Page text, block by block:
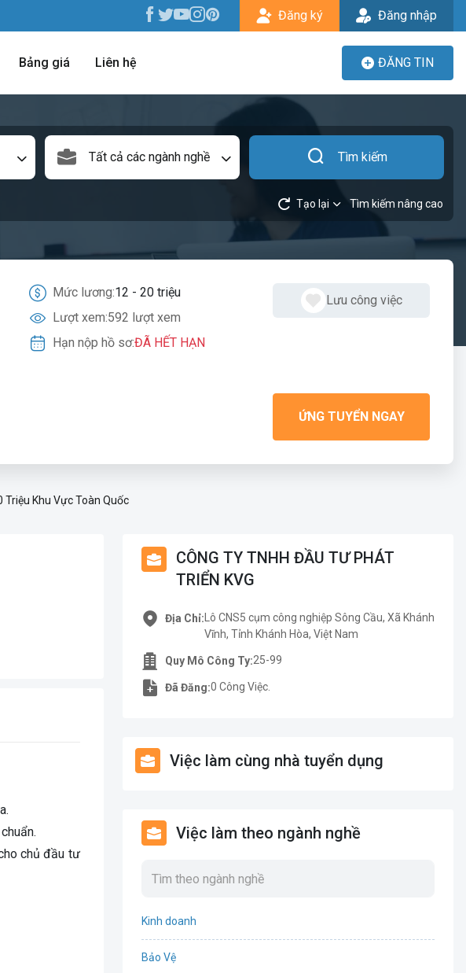
Đăng ký Đăng nhập
Bảng giá Liên hệ ĐĂNG TIN
Tất cả các ngành nghề Tìm kiếm
Tạo lại Tìm kiếm nâng cao
Mức lương:12 - 20 triệu
Lượt xem:592 lượt xem
Hạn nộp hồ sơ:ĐÃ HẾT HẠN
Lưu công việc
ỨNG TUYỂN NGAY
Triệu Khu Vực Toàn Quốc
chủ đầu tư
CÔNG TY TNHH ĐẦU TƯ PHÁT
TRIỂN KVG
Địa Chỉ: Lô CNS5 cụm công nghiệp Sông Cầu, Xã Khánh
Vĩnh, Tỉnh Khánh Hòa, Việt Nam
Quy Mô Công Ty:25-99
Đã Đăng:0 Công Việc.
Việc làm cùng nhà tuyển dụng
Việc làm theo ngành nghề
Kinh doanh
Bảo Vệ